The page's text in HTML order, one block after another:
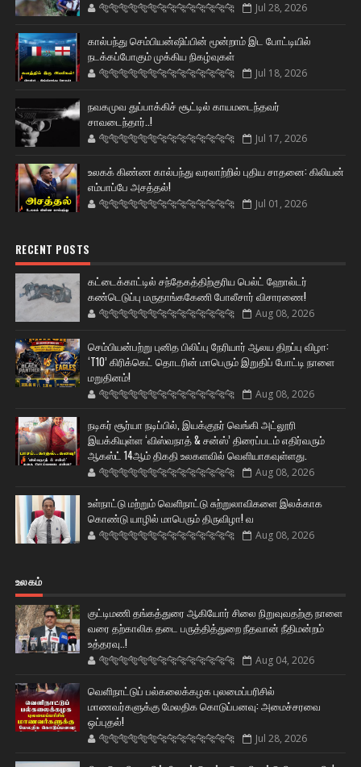
🐅🐅🐅🐅🐅🐅🐆🐆🐆🐆🐆🐆🐆🐆 Jul 28, 2026
கால்பந்து செம்பியன்ஷிப்பின் மூன்றாம் இட போட்டியில்
நடக்கப்போகும் முக்கிய நிகழ்வுகள்
🐅🐅🐅🐅🐅🐅🐆🐆🐆🐆🐆🐆🐆🐆 Jul 18, 2026
நவகமுவ துப்பாக்கிச் சூட்டில் காயமடைந்தவர்
சாவடைந்தார்..!
🐅🐅🐅🐅🐅🐅🐆🐆🐆🐆🐆🐆🐆🐆 Jul 17, 2026
உலகக் கிண்ண கால்பந்து வரலாற்றில் புதிய சாதனை: கிலியன்
எம்பாப்பே அசத்தல்!
🐅🐅🐅🐅🐅🐅🐆🐆🐆🐆🐆🐆🐆🐆 Jul 01, 2026
RECENT POSTS
கட்டைக்காட்டில் சந்தேகத்திற்குரிய பெல்ட் ஹோல்டர்
கண்டெடுப்பு மருதாங்ககேணி போலீசார் விசாரணை!
🐅🐅🐅🐅🐅🐅🐆🐆🐆🐆🐆🐆🐆🐆 Aug 08, 2026
செம்பியன்பற்று புனித பிலிப்பு நேரியார் ஆலய திறப்பு விழா:
‘T10’ கிரிக்கெட் தொடரின் மாபெரும் இறுதிப் போட்டி நாளை
மறுதினம்!
🐅🐅🐅🐅🐅🐅🐆🐆🐆🐆🐆🐆🐆🐆 Aug 08, 2026
நடிகர் சூர்யா நடிப்பில், இயக்குநர் வெங்கி அட்லூரி
இயக்கியுள்ள ‘விஸ்வநாத் & சன்ஸ்’ திரைப்படம் எதிர்வரும்
ஆகஸ்ட் 14ஆம் திகதி உலகளவில் வெளியாகவுள்ளது.
🐅🐅🐅🐅🐅🐅🐆🐆🐆🐆🐆🐆🐆🐆 Aug 08, 2026
உள்நாட்டு மற்றும் வெளிநாட்டு சுற்றுலாவிகளை இலக்காக
கொண்டு யாழில் மாபெரும் திருவிழா! வ
🐅🐅🐅🐅🐅🐅🐆🐆🐆🐆🐆🐆🐆🐆 Aug 08, 2026
உலகம்
குட்டிமணி தங்கத்துரை ஆகியோர் சிலை நிறுவுவதற்கு நாளை
வரை தற்காலிக தடை பருத்தித்துறை நீதவான் நீதிமன்றம்
உத்தரவு..!
🐅🐅🐅🐅🐅🐅🐆🐆🐆🐆🐆🐆🐆🐆 Aug 04, 2026
வெளிநாட்டுப் பல்கலைக்கழக புலமைப்பரிசில்
மாணவர்களுக்கு மேலதிக கொடுப்பனவு: அமைச்சரவை
ஒப்புதல்!
🐅🐅🐅🐅🐅🐅🐆🐆🐆🐆🐆🐆🐆🐆 Jul 28, 2026